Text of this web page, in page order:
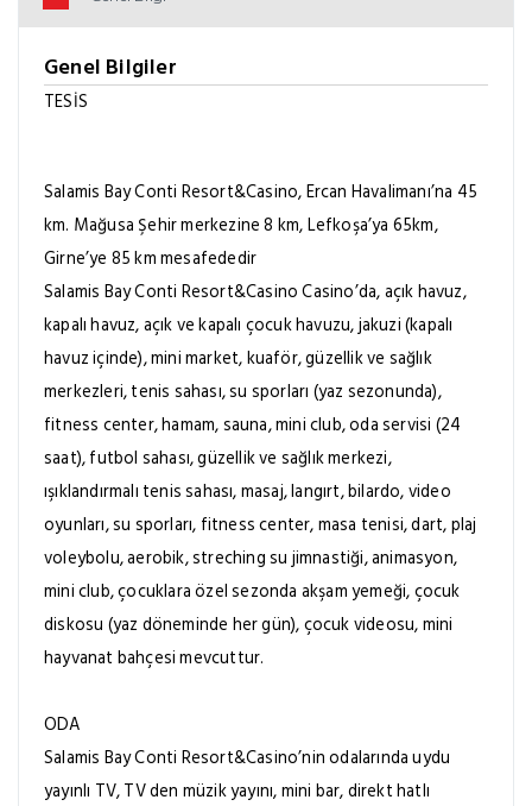
Genel Bilgiler
TESİS
Salamis Bay Conti Resort&Casino, Ercan Havalimanı’na 45
km. Mağusa Şehir merkezine 8 km, Lefkoşa’ya 65km,
Girne’ye 85 km mesafededir
Salamis Bay Conti Resort&Casino Casino’da, açık havuz,
kapalı havuz, açık ve kapalı çocuk havuzu, jakuzi (kapalı
havuz içinde), mini market, kuaför, güzellik ve sağlık
merkezleri, tenis sahası, su sporları (yaz sezonunda),
fitness center, hamam, sauna, mini club, oda servisi (24
saat), futbol sahası, güzellik ve sağlık merkezi,
ışıklandırmalı tenis sahası, masaj, langırt, bilardo, video
oyunları, su sporları, fitness center, masa tenisi, dart, plaj
voleybolu, aerobik, streching su jimnastiği, animasyon,
mini club, çocuklara özel sezonda akşam yemeği, çocuk
diskosu (yaz döneminde her gün), çocuk videosu, mini
hayvanat bahçesi mevcuttur.
ODA
Salamis Bay Conti Resort&Casino’nin odalarında uydu
yayınlı TV, TV den müzik yayını, mini bar, direkt hatlı